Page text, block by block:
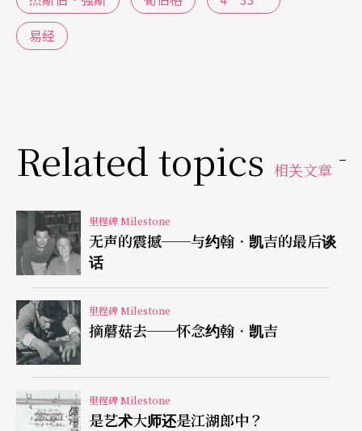
同，但所产生的音响却是任何十二架收音机同时播
放便可达成。换句话说，在他的「创作」里，过程
nancy）指引所揭橥的便是这种关系的矛盾现象。
这种矛盾一直存在于创作的过程与成品间，不可避
所扮演的作曲家身份是可疑的。
凯吉一生努力鼓吹这种彼此共存但自相矛盾的二元
理念并将其提升到各种「创作」的层面上，却终究
不能免他所极欲避免。在他刻意排除「创作」上的
世故性而力求归真返朴之同时，竟不察二者往往是
微妙地共存于伟大的创作里。总之，凯吉在二十世
纪音乐史上的重要性并不在于他是否扮演了一位称
易经
Related topics 相关文章
里程碑 Milestone
无声的震撼──与约翰．凯吉的最后谈
话
里程碑 Milestone
摘蘑菇去──怀念约翰．凯吉
里程碑 Milestone
是艺术大师还是江湖郎中？